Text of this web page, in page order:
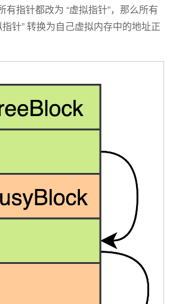
有指针都改为 “虚拟指针”，那么所有
针” 转换为自己虚拟内存中的地址正